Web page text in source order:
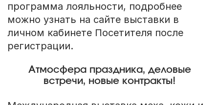
программа лояльности, подробнее
можно узнать на сайте выставки в
личном кабинете Посетителя после
регистрации.
Атмосфера праздника, деловые
встречи, новые контракты!